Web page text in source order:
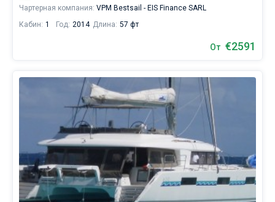
Чартерная компания: VPM Bestsail - EIS Finance SARL
Кабин: 1 Год: 2014 Длина: 57 фт
От €2591